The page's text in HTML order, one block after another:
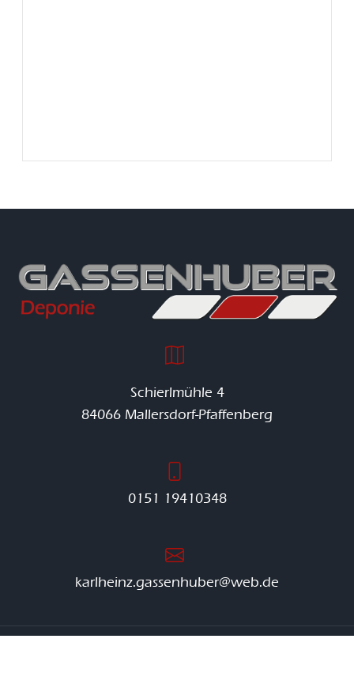
Schierlmühle 4
84066 Mallersdorf-Pfaffenberg
0151 19410348
karlheinz.gassenhuber@web.de